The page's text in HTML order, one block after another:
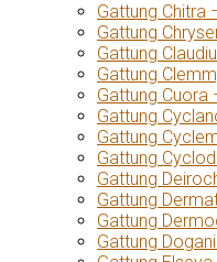
Gattung Chitra
Gattung
Gattung
Gattung
Gattung Cuora
Gattung
Gattung
Gattung
Gattung
Gattung
Gattung
Gattung